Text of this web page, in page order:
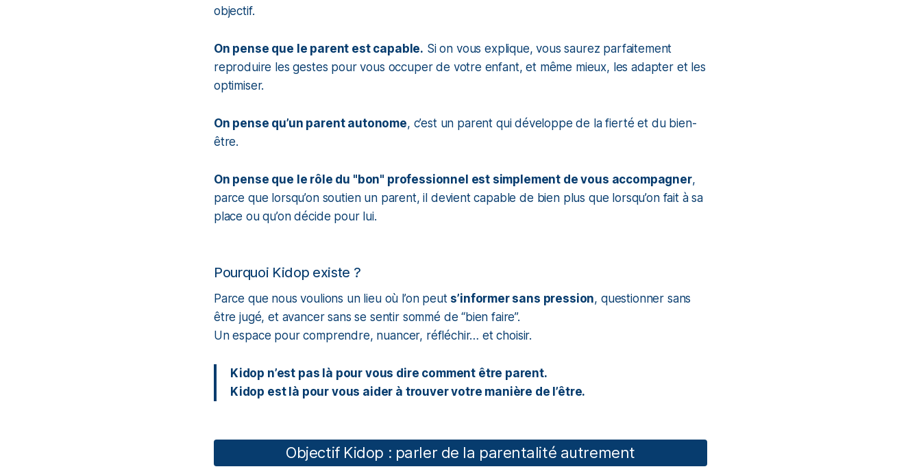
objectif.
On pense que le parent est capable. Si on vous explique, vous saurez parfaitement
reproduire les gestes pour vous occuper de votre enfant, et même mieux, les adapter et les
optimiser.
On pense qu’un parent autonome, c’est un parent qui développe de la fierté et du bien-
être.
On pense que le rôle du "bon" professionnel est simplement de vous accompagner,
parce que lorsqu’on soutien un parent, il devient capable de bien plus que lorsqu’on fait à sa
place ou qu’on décide pour lui.
Pourquoi Kidop existe ?
Parce que nous voulions un lieu où l’on peut s’informer sans pression, questionner sans
être jugé, et avancer sans se sentir sommé de “bien faire”.
Un espace pour comprendre, nuancer, réfléchir… et choisir.
Kidop n’est pas là pour vous dire comment être parent.
Kidop est là pour vous aider à trouver votre manière de l’être.
Objectif Kidop : parler de la parentalité autrement